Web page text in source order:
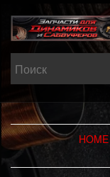
HOME